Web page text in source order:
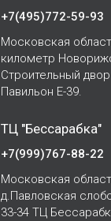
+7(495)772-59-93
Московская
километр
Строительный
Павильон Е-39.
ТЦ "Бессарабка"
+7(999)767-88-22
Московская
д.Павловская
33-34 ТЦ